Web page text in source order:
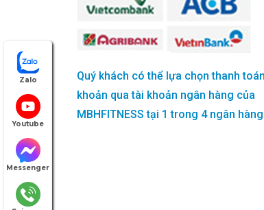
Quý khách có thể lựa chọn thanh
khoản qua tài khoản ngân hàng của
MBHFITNESS tại 1 trong 4 ngân
Zalo
Youtube
Messenger